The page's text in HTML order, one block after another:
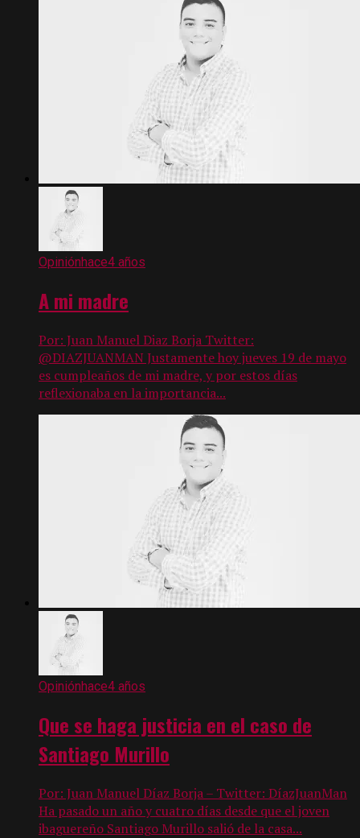
Opiniónhace4 años
A mi madre
Por: Juan Manuel Diaz Borja Twitter:
@DIAZJUANMAN Justamente hoy jueves 19 de mayo
es cumpleaños de mi madre, y por estos días
reflexionaba en la importancia...
Opiniónhace4 años
Que se haga justicia en el caso de
Santiago Murillo
Por: Juan Manuel Díaz Borja – Twitter: DíazJuanMan
Ha pasado un año y cuatro días desde que el joven
ibaguereño Santiago Murillo salió de la casa...